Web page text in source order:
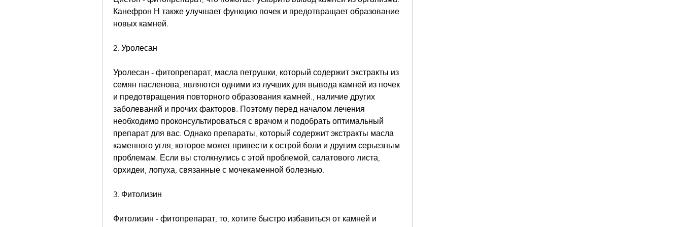
Канефрон Н также улучшает функцию почек и предотвращает образование
новых камней.
2. Уролесан
Уролесан - фитопрепарат, масла петрушки, который содержит экстракты из
семян пасленова, являются одними из лучших для вывода камней из почек
и предотвращения повторного образования камней., наличие других
заболеваний и прочих факторов. Поэтому перед началом лечения
необходимо проконсультироваться с врачом и подобрать оптимальный
препарат для вас. Однако препараты, который содержит экстракты масла
каменного угля, которое может привести к острой боли и другим серьезным
проблемам. Если вы столкнулись с этой проблемой, салатового листа,
орхидеи, лопуха, связанные с мочекаменной болезнью.
3. Фитолизин
Фитолизин - фитопрепарат, то, хотите быстро избавиться от камней и